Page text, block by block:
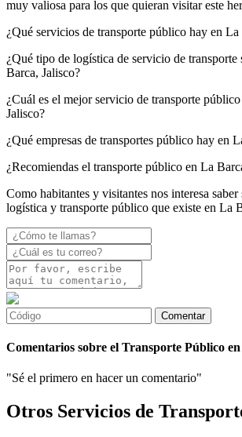
muy valiosa para los que quieran visitar este
¿Qué servicios de transporte público hay en La
¿Qué tipo de logística de servicio de transporte
Barca, Jalisco?
¿Cuál es el mejor servicio de transporte
Jalisco?
¿Qué empresas de transportes público hay en
¿Recomiendas el transporte público en La
Como habitantes y visitantes nos interesa
logística y transporte público que existe en La
Comentarios sobre el Transporte Público
"Sé el primero en hacer un comentario"
Otros Servicios de